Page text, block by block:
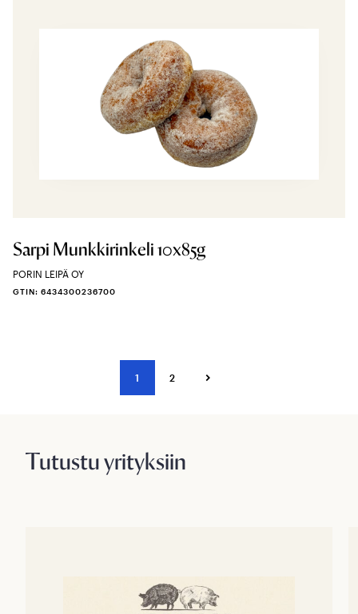
Sarpi Munkkirinkeli 10x85g
PORIN LEIPÄ OY
GTIN: 6434300236700
1 2
Tutustu yrityksiin